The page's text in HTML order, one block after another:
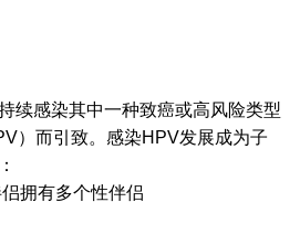
续感染其中一种致癌或高风险类型
）而引致。感染HPV发展成为子
拥有多个性伴侣